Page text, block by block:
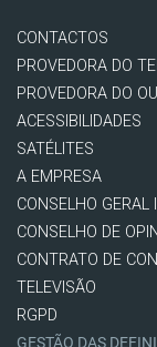
CONTACTOS
PROVEDORA DO
PROVEDORA DO
ACESSIBILIDADES
SATÉLITES
A EMPRESA
CONSELHO GERAL
CONSELHO DE
CONTRATO DE
TELEVISÃO
RGPD